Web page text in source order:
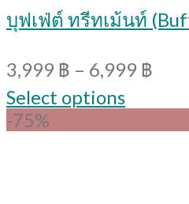
บุฟเฟ่ต์ ทรีทเม้นท์
3,999 ฿ – 6,999 ฿
Select options
-75%